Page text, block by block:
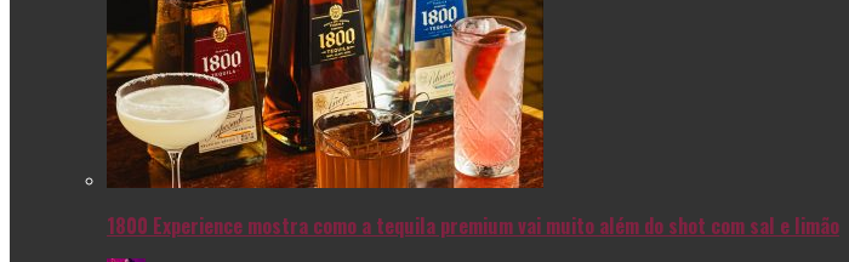
1800 Experience mostra como a tequila premium vai muito além do shot com sal e limão